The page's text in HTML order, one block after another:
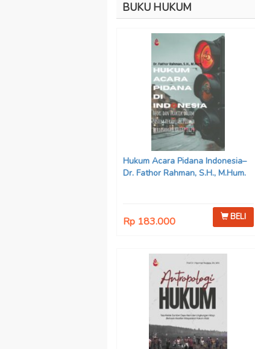
BUKU HUKUM
Hukum Acara Pidana Indonesia–
Dr. Fathor Rahman, S.H., M.Hum.
Rp 183.000 BELI